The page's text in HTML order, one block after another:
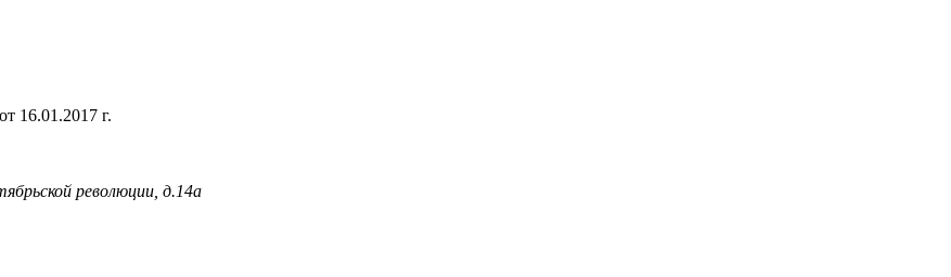
16.01.2017 г.
революции, д.14а